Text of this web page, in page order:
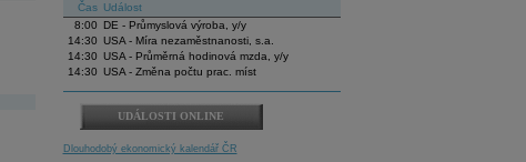
Čas Událost
8:00
DE - Průmyslová výroba, y/y
14:30 USA - Míra nezaměstnanosti, s.a.
14:30 USA - Průměrná hodinová mzda, y/y
14:30 USA - Změna počtu prac. míst
UDÁLOSTI ONLINE
Dlouhodobý ekonomický kalendář ČR